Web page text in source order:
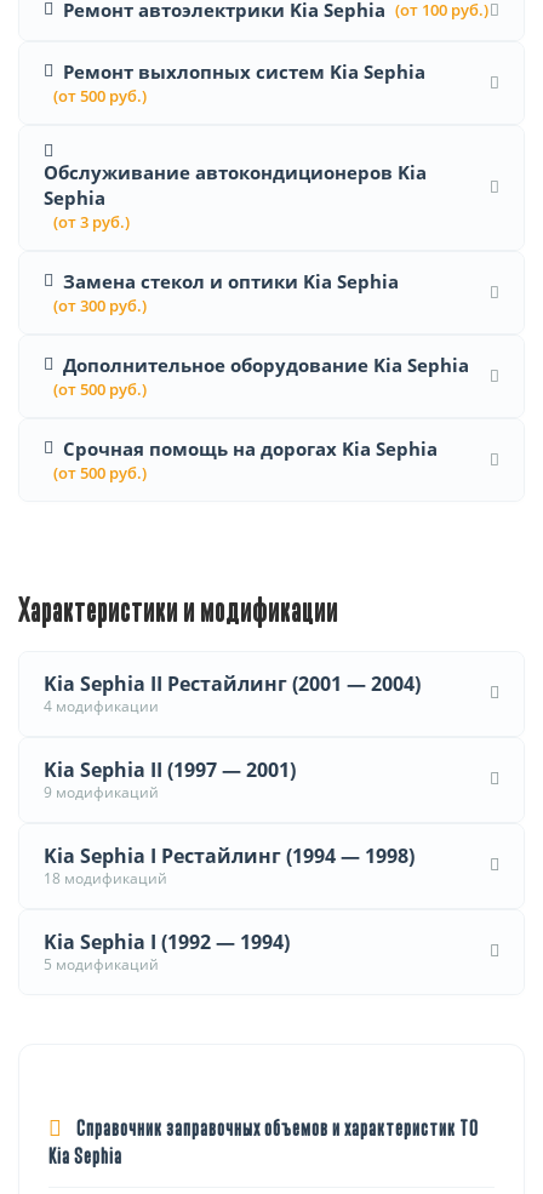
Ремонт автоэлектрики Kia Sephia (от 100 руб.)
Ремонт выхлопных систем Kia Sephia
(от 500 руб.)
Обслуживание автокондиционеров Kia
Sephia
(от 3 руб.)
Замена стекол и оптики Kia Sephia
(от 300 руб.)
Дополнительное оборудование Kia Sephia
(от 500 руб.)
Срочная помощь на дорогах Kia Sephia
(от 500 руб.)
Характеристики и модификации
Kia Sephia II Рестайлинг (2001 — 2004)
4 модификации
Kia Sephia II (1997 — 2001)
9 модификаций
Kia Sephia I Рестайлинг (1994 — 1998)
18 модификаций
Kia Sephia I (1992 — 1994)
5 модификаций
Справочник заправочных объемов и характеристик ТО
Kia Sephia